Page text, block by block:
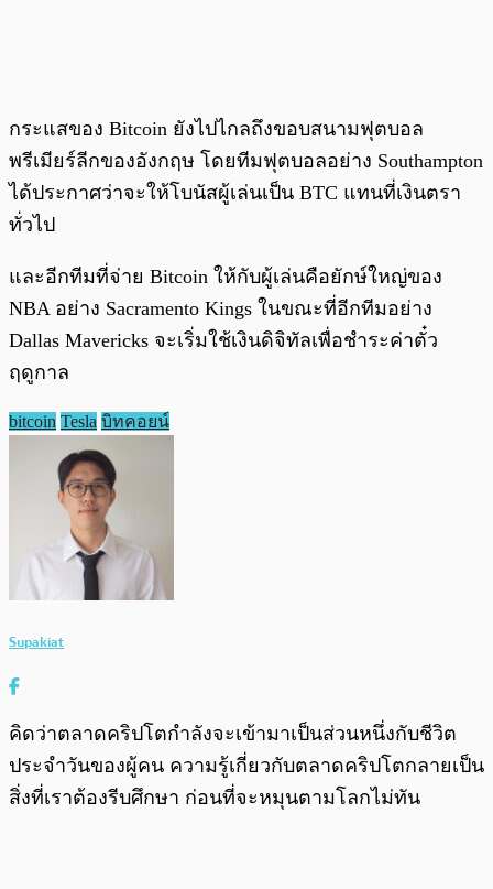
กระแสของ Bitcoin ยังไปไกลถึงขอบสนามฟุตบอล
พรีเมียร์ลีกของอังกฤษ โดยทีมฟุตบอลอย่าง Southampton
ได้ประกาศว่าจะให้โบนัสผู้เล่นเป็น BTC แทนที่เงินตรา
ทั่วไป
และอีกทีมที่จ่าย Bitcoin ให้กับผู้เล่นคือยักษ์ใหญ่ของ
NBA อย่าง Sacramento Kings ในขณะที่อีกทีมอย่าง
Dallas Mavericks จะเริ่มใช้เงินดิจิทัลเพื่อชำระค่าตั๋ว
ฤดูกาล
bitcoin Tesla บิทคอยน์
Supakiat
คิดว่าตลาดคริปโตกำลังจะเข้ามาเป็นส่วนหนึ่งกับชีวิต
ประจำวันของผู้คน ความรู้เกี่ยวกับตลาดคริปโตกลายเป็น
สิ่งที่เราต้องรีบศึกษา ก่อนที่จะหมุนตามโลกไม่ทัน